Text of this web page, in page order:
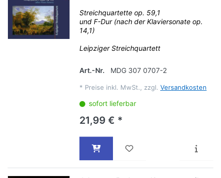
Streichquartette op. 59,1
und F-Dur (nach der Klaviersonate op.
14,1)
Leipziger Streichquartett
Art.-Nr. MDG 307 0707-2
* Preise inkl. MwSt., zzgl. Versandkosten
sofort lieferbar
21,99 € *